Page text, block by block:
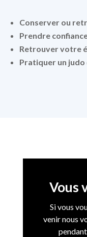
Conserver ou
Prendre
Retrouver votre
Pratiquer un
Vous
Si vous
venir nous